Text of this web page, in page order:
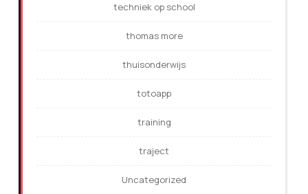
techniek op school
thomas more
thuisonderwijs
totoapp
training
traject
Uncategorized